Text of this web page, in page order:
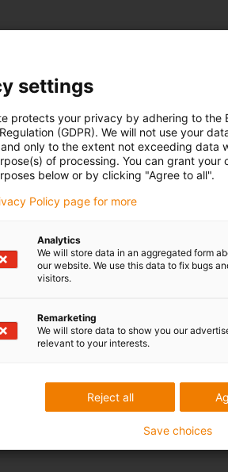
settings
protects your privacy by adhering to the
(GDPR). We will not use your
only to the extent not exceeding data
of processing. You can grant your
below or by clicking "Agree to all".
Policy page for more
Analytics
We will store data in an aggregated form
our website. We use this data to fix bugs
visitors.
Remarketing
We will store data to show you our
relevant to your interests.
Reject all
Save choices